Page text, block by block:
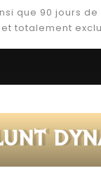
que 90 jours
totalement